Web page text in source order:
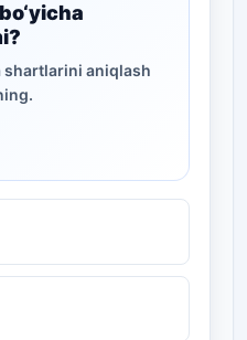
shartlarini aniqlash